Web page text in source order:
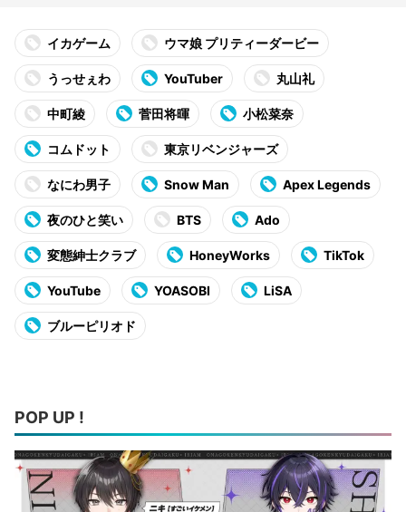
イカゲーム ウマ娘 プリティーダービー
うっせぇわ YouTuber 丸山礼
中町綾 菅田将暉 小松菜奈
コムドット 東京リベンジャーズ
なにわ男子 Snow Man Apex Legends
夜のひと笑い BTS Ado
変態紳士クラブ HoneyWorks TikTok
YouTube YOASOBI LiSA
ブルーピリオド
POP UP !